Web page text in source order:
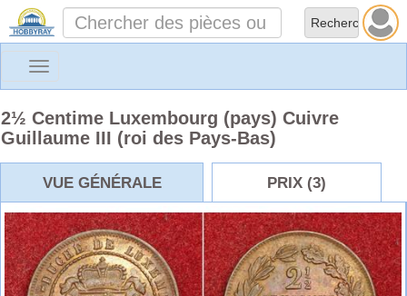
Toggle
2½ Centime Luxembourg (pays) Cuivre
Guillaume III (roi des Pays-Bas)
VUE GÉNÉRALE PRIX (3)